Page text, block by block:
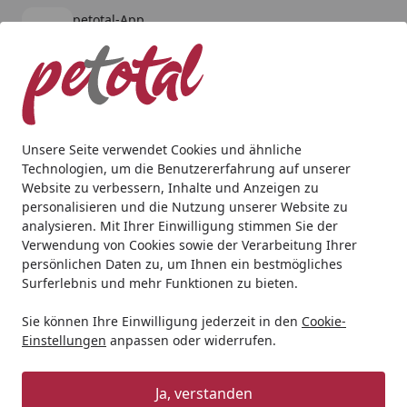
Unsere Seite verwendet Cookies und ähnliche
Technologien, um die Benutzererfahrung auf unserer
Website zu verbessern, Inhalte und Anzeigen zu
personalisieren und die Nutzung unserer Website zu
analysieren. Mit Ihrer Einwilligung stimmen Sie der
Verwendung von Cookies sowie der Verarbeitung Ihrer
persönlichen Daten zu, um Ihnen ein bestmögliches
Surferlebnis und mehr Funktionen zu bieten.
Sie können Ihre Einwilligung jederzeit in den Cookie-
Einstellungen anpassen oder widerrufen.
Ja, verstanden
petotal-App
kostenlos - Im App Store
Alle Produkte
Mein Konto
Suchen
Startseite
Katze Katzentrockenfutter Sanabelle Sanabelle
Sanabelle Sensitive Lamm
Katzentrockenfutter
Angebot